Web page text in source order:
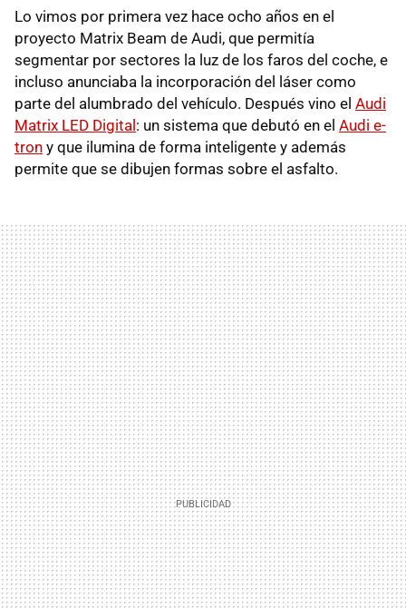
Lo vimos por primera vez hace ocho años en el
proyecto Matrix Beam de Audi, que permitía
segmentar por sectores la luz de los faros del coche, e
incluso anunciaba la incorporación del láser como
parte del alumbrado del vehículo. Después vino el Audi
Matrix LED Digital: un sistema que debutó en el Audi e-
tron y que ilumina de forma inteligente y además
permite que se dibujen formas sobre el asfalto.